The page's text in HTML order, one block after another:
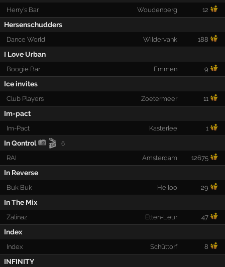
Herry's Bar Woudenberg 12
Hersenschudders
Dance World Wildervank 188
I Love Urban
Boogie Bar Emmen 9
Ice invites
Club Players Zoetermeer 11
Im-pact
Im-Pact Kasterlee 1
In Qontrol 🎬 6
RAI Amsterdam 12675
In Reverse
Buk Buk Heiloo 29
In The Mix
Zalinaz Etten-Leur 47
Index
Index Schüttorf 8
INFINITY